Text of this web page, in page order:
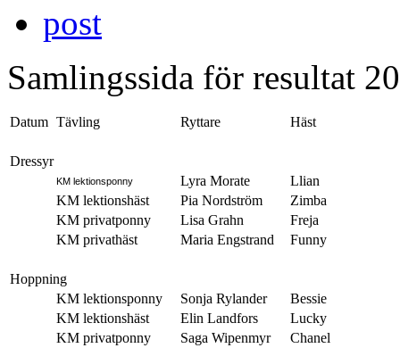
Samlingssida för resultat
Datum Tävling Ryttare Häst
Dressyr
KM lektionsponny Lyra Morate
Llian
KM lektionshäst
Pia Nordström
Zimba
KM privatponny
Lisa Grahn
Freja
KM privathäst
Maria Engstrand Funny
Hoppning
KM lektionsponny
Sonja Rylander
Bessie
KM lektionshäst
Elin Landfors
Lucky
KM privatponny
Saga Wipenmyr
Chanel